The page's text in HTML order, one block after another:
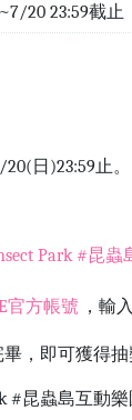
20 23:59截止
日)23:59止。
Park #昆
官方帳號 ，輸
，即可獲得抽
#昆蟲島互動